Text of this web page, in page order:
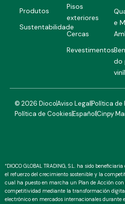
Produtos
Sustentabilidade
Pisos
exteriores
Cercas
Revestimentos
e
do
© 2026 DiocoAviso LegalPolítica de
Política de CookiesEspañolCinpy
“DIOCO GLOBAL TRADING, S.L. ha sido
el refuerzo del crecimiento sostenible y la
cual ha puesto en marcha un Plan de Acción con
competitividad mediante la transformación
electrónico en mercados internacionales durante